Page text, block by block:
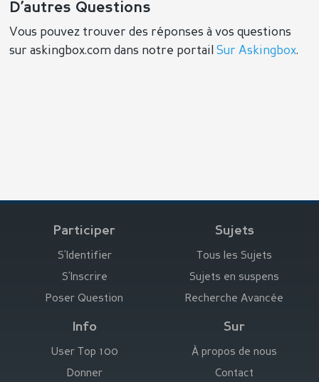
D’autres Questions
Vous pouvez trouver des réponses à vos questions
sur askingbox.com dans notre portailSur Askingbox.
Participer
S’Identifier
S’Inscrire
Poser Question
Sujets
Tous les Sujets
Sujets en suspens
Recherche Avancée
Info
User Top 100
Donner
Sur
À propos de nous
Contact